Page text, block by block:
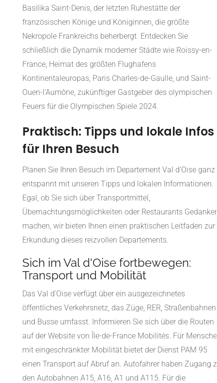
Basilika Saint-Denis, der letzten Ruhestätte der
französischen Könige und Königinnen, die größte
Nekropole Frankreichs beherbergt. Entdecken Sie
schließlich die Dynamik moderner Städte wie Roissy-en-
France, Heimat des größten Flughafens
Kontinentaleuropas, Paris Charles-de-Gaulle, und Saint-
Ouen-l'Aumône, zukünftiger Gastgeber des olympischen
Feuers für die Olympischen Spiele 2024.
Praktisch: Tipps und lokale Infos
für Ihren Besuch
Planen Sie Ihren Besuch im Departement Val d'Oise ganz
entspannt mit unseren Tipps und lokalen Informationen.
Egal, ob Sie sich über Transportmittel,
Übernachtungsmöglichkeiten oder Restaurants
machen, wir bieten Ihnen einen praktischen Leitfaden zur
Erkundung dieses reizvollen Departements.
Sich im Val d'Oise fortbewegen:
Transport und Mobilität
Das Val d'Oise verfügt über ein ausgezeichnetes
öffentliches Verkehrsnetz, das Züge, RER, Straßenbahnen
und Busse umfasst. Informieren Sie sich über die Routen
auf der Website von Île-de-France Mobilités. Für
mit eingeschränkter Mobilität bietet der Dienst PAM 95
einen Transport auf Abruf an. Autofahrer haben Zugang
den Autobahnen A15, A16, A1 und A115. Für die